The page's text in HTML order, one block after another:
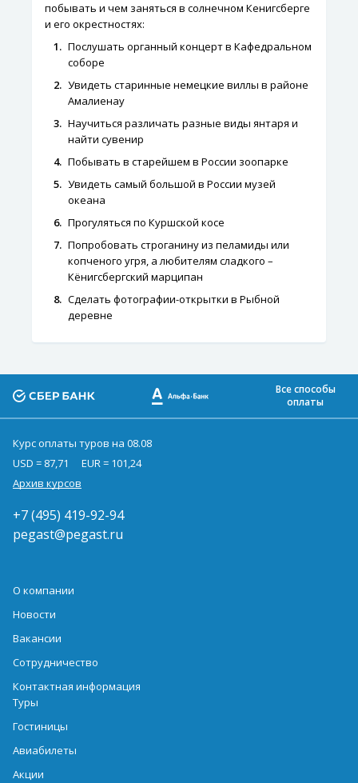
побывать и чем заняться в солнечном Кенигсберге
и его окрестностях:
Послушать органный концерт в Кафедральном
соборе
Увидеть старинные немецкие виллы в районе
Амалиенау
Научиться различать разные виды янтаря и
найти сувенир
Побывать в старейшем в России зоопарке
Увидеть самый большой в России музей
океана
Прогуляться по Куршской косе
Попробовать строганину из пеламиды или
копченого угря, а любителям сладкого –
Кёнигсбергский марципан
Сделать фотографии-открытки в Рыбной
деревне
Все способы
оплаты
Курс оплаты туров на 08.08
USD = 87,71
EUR = 101,24
Архив курсов
+7 (495) 419-92-94
pegast@pegast.ru
О компании
Новости
Вакансии
Сотрудничество
Контактная информация
Туры
Гостиницы
Авиабилеты
Акции